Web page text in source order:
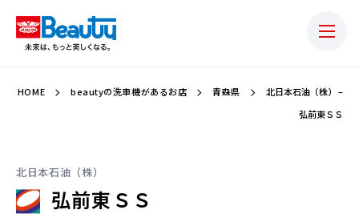
HOME beautyの洗車機があるお店 青森県
北日本石油（株） –
弘前東ＳＳ
北日本石油（株）
弘前東ＳＳ